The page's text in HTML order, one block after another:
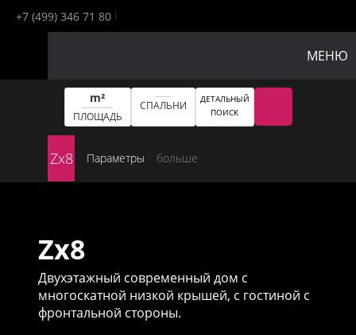
+7 (499) 346 71 80
МЕНЮ
m²
ПЛОЩАДЬ
СПАЛЬНИ
ДЕТАЛЬНЫЙ
ПОИСК
Zx8 Параметры больше
Zx8
Двухэтажный современный дом с
многоскатной низкой крышей, с гостиной с
фронтальной стороны.